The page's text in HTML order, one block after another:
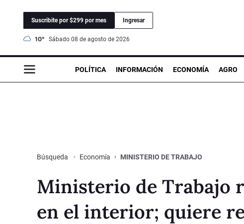
Suscribite por $299 por mes Ingresar
10° sábado 08 de agosto de 2026
POLÍTICA INFORMACIÓN ECONOMÍA AGRO
Búsqueda Economía MINISTERIO DE TRABAJO
Ministerio de Trabajo
en el interior; quiere